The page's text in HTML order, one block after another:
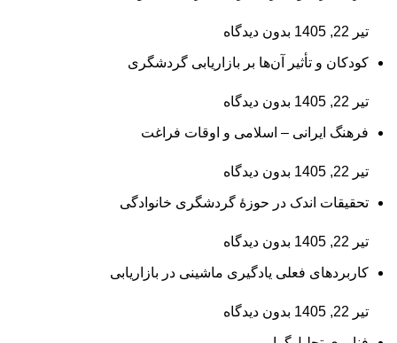
تیر 22, 1405 بدون دیدگاه
کودکان و تأثیر آن‌ها بر بازاریابی گردشگری
تیر 22, 1405 بدون دیدگاه
فرهنگ ایرانی – اسلامی و اوقات فراغت
تیر 22, 1405 بدون دیدگاه
تحقیقات اندک در حوزۀ گردشگری خانوادگی
تیر 22, 1405 بدون دیدگاه
کاربردهای فعلی یادگیری ماشینی در بازاریابی
تیر 22, 1405 بدون دیدگاه